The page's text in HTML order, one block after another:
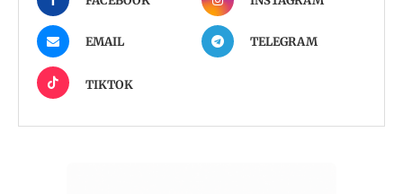
EMAIL TELEGRAM
TIKTOK